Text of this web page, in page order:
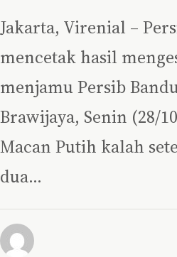
Jakarta, Virenial –
mencetak hasil
menjamu Persib
Brawijaya, Senin (28/
Macan Putih kalah
dua…